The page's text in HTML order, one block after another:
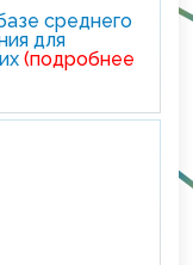
среднего
для
(подробнее